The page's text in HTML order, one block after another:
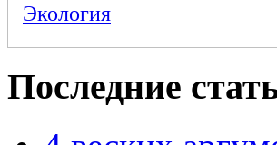
Экология
Последние